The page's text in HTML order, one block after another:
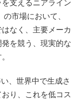
支えるニアライン
市場において、
なく、主要メーカ
を競う、現実的な
、世界中で生成さ
り、これを低コス